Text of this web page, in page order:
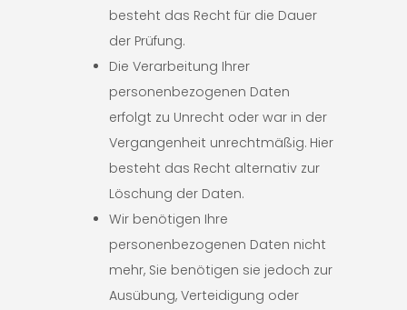
besteht das Recht für die Dauer
der Prüfung.
Die Verarbeitung Ihrer
personenbezogenen Daten
erfolgt zu Unrecht oder war in der
Vergangenheit unrechtmäßig. Hier
besteht das Recht alternativ zur
Löschung der Daten.
Wir benötigen Ihre
personenbezogenen Daten nicht
mehr, Sie benötigen sie jedoch zur
Ausübung, Verteidigung oder